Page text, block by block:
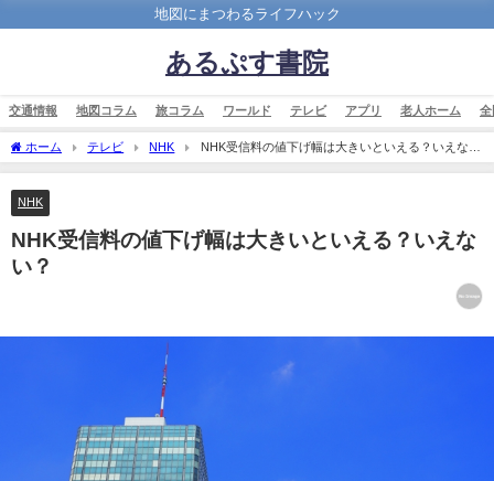
地図にまつわるライフハック
あるぷす書院
交通情報 地図コラム 旅コラム ワールド テレビ アプリ 老人ホーム 全
ホーム テレビ NHK
NHK受信料の値下げ幅は大きいといえる？いえな
い？
NHK
NHK受信料の値下げ幅は大きいといえる？いえな
い？